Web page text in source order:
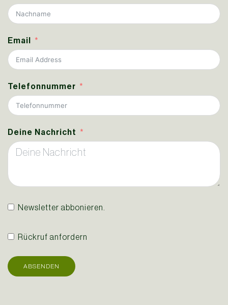
Email
Telefonnummer
Deine Nachricht
Newsletter abbonieren.
Rückruf anfordern
ABSENDEN